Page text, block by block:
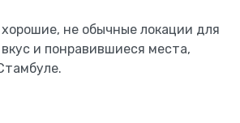
не обычные локации для
и понравившиеся места,